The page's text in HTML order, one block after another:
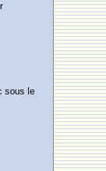
sous le